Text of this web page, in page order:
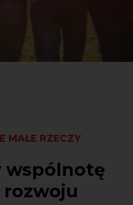
MAŁE RZECZY
wspólnotę